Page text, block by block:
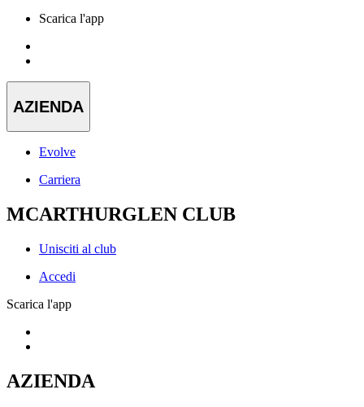
Scarica l'app
AZIENDA
Evolve
Carriera
MCARTHURGLEN CLUB
Unisciti al club
Accedi
Scarica l'app
AZIENDA